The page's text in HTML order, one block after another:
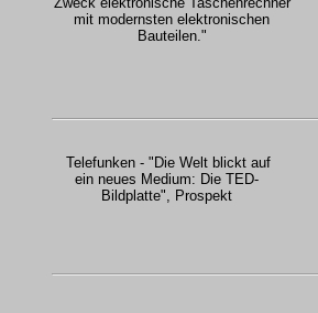
mit modernsten elektronischen
Bauteilen."
Telefunken - "Die Welt blickt auf
ein neues Medium: Die TED-
Bildplatte", Prospekt